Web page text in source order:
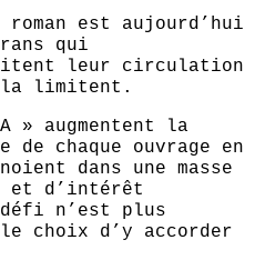
est aujourd’hui
qui
leur circulation
la limitent.
» augmentent la
chaque ouvrage en
dans une masse
et d’intérêt
n’est plus
choix d’y accorder